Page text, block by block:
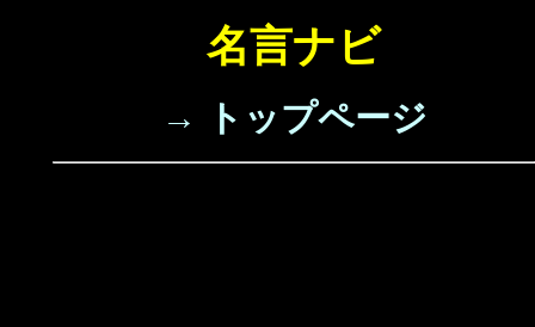
名言ナビ
→ トップページ